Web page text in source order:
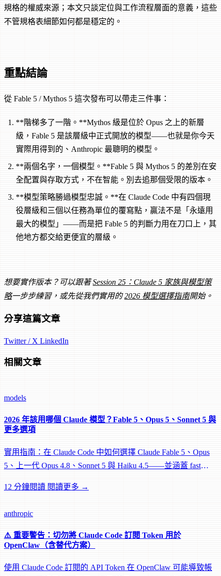
規格的權威來源；本文只談定位與工作流程層面的意義，這些
不管規格表細節如何都是穩定的。
重點結論
從 Fable 5 / Mythos 5 這次發布可以帶走三件事：
**階梯多了一階。**Mythos 級是位於 Opus 之上的新層
級，Fable 5 是該層級中正式開放的模型——也就是你今天
實際用得到的、Anthropic 最聰明的模型。
**兩個名字，一個模型。**Fable 5 與 Mythos 5 的差別在安
全配置與存取方式，不在智能。別去追那個受限的版本。
**模型策略勝過模型忠誠。**在 Claude Code 中有四個現
役層級和三個以任務為單位的覆寫點，贏法不是「永遠用
最大的模型」——而是把 Fable 5 的判斷力用在刀口上，其
他地方都交給更便宜的層級。
想要實作版本？可以跟著Session 25：Claude 5 家族與模型策
略一步步練習，或先從我們實用的2026 模型選擇指南開始。
分享這篇文章
Twitter / X LinkedIn
相關文章
models
2026 年該用哪個 Claude 模型？Fable 5、Opus 5、Sonnet 5 與
更多選項
實用指南：在 Claude Code 中如何選擇 Claude Fable 5、Opus
5、上一代 Opus 4.8、Sonnet 5 與 Haiku 4.5——並涵蓋 fast
12 分鐘閱讀 閱讀更多 →
anthropic
⚠️ 重要警告：切勿將 Claude Code 訂閱 Token 用於
OpenClaw（含替代方案）
使用 Claude Code 訂閱的 API Token 在 OpenClaw 可能導致帳